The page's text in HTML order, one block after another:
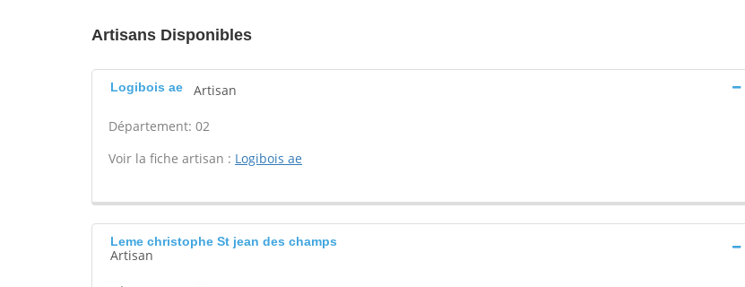
Artisans Disponibles
Logibois ae Artisan
Département: 02
Voir la fiche artisan : Logibois ae
Leme christophe St jean des champs
Artisan